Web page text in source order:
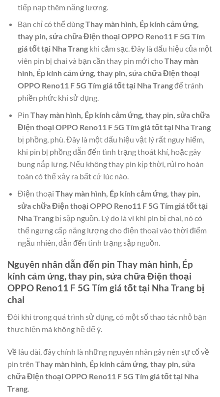
tiếp nạp thêm năng lượng.
Bạn chỉ có thể dùngThay màn hình, Ép kính cảm ứng,
thay pin, sửa chữa Điện thoại OPPO Reno11 F 5G Tím
giá tốt tại Nha Trangkhi cắm sạc. Đây là dấu hiệu của một
viên pin bị chai và bạn cần thay pin mới choThay màn
hình, Ép kính cảm ứng, thay pin, sửa chữa Điện thoại
OPPO Reno11 F 5G Tím giá tốt tại Nha Trangđể tránh
phiền phức khi sử dụng.
Pin Thay màn hình, Ép kính cảm ứng, thay pin, sửa chữa
Điện thoại OPPO Reno11 F 5G Tím giá tốt tại Nha Trang
bị phồng, phù. Đây là một dấu hiệu vật lý rất nguy hiểm,
khi pin bị phồng dẫn đến tình trạng thoát khí, hoặc gây
bung nắp lưng. Nếu không thay pin kịp thời, rủi ro hoàn
toàn có thể xảy ra bất cứ lúc nào.
Điện thoại Thay màn hình, Ép kính cảm ứng, thay pin,
sửa chữa Điện thoại OPPO Reno11 F 5G Tím giá tốt tại
Nha Trangbị sập nguồn. Lý do là vì khi pin bị chai, nó có
thể ngưng cấp năng lượng cho điện thoại vào thời điểm
ngẫu nhiên, dẫn đến tình trạng sập nguồn.
Nguyên nhân dẫn đến pin Thay màn hình, Ép
kính cảm ứng, thay pin, sửa chữa Điện thoại
OPPO Reno11 F 5G Tím giá tốt tại Nha Trang bị
chai
Đôi khi trong quá trình sử dụng, có một số thao tác nhỏ bạn
thực hiện mà không hề để ý.
Về lâu dài, đây chính là những nguyên nhân gây nên sự cố về
pin trên Thay màn hình, Ép kính cảm ứng, thay pin, sửa
chữa Điện thoại OPPO Reno11 F 5G Tím giá tốt tại Nha
Trang.